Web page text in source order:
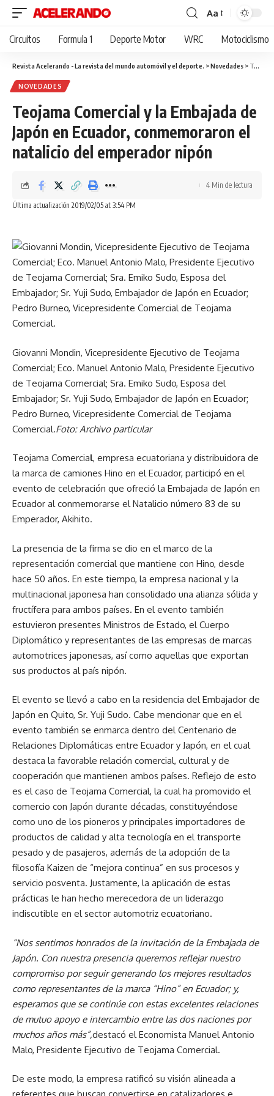
Cambiar
tamaño
fuente
Aa
Circuitos Formula 1 Deporte Motor WRC Motociclismo
Revista Acelerando - La revista del mundo automóvil y el deporte. >Novedades > Teojama Comercial y la Embajada de Japón en Ecuador, conmemoraron el natalicio del emperador nipón
NOVEDADES
Teojama Comercial y la Embajada de
Japón en Ecuador, conmemoraron el
natalicio del emperador nipón
Última actualización 2019/02/05 at 3:54 PM
4 Min de lectura
Giovanni Mondin, Vicepresidente Ejecutivo de Teojama
Comercial; Eco. Manuel Antonio Malo, Presidente Ejecutivo
de Teojama Comercial; Sra. Emiko Sudo, Esposa del
Embajador; Sr. Yuji Sudo, Embajador de Japón en Ecuador;
Pedro Burneo, Vicepresidente Comercial de Teojama
Comercial.Foto: Archivo particular
Teojama Comercial, empresa ecuatoriana y distribuidora de
la marca de camiones Hino en el Ecuador, participó en el
evento de celebración que ofreció la Embajada de Japón en
Ecuador al conmemorarse el Natalicio número 83 de su
Emperador, Akihito.
La presencia de la firma se dio en el marco de la
representación comercial que mantiene con Hino, desde
hace 50 años. En este tiempo, la empresa nacional y la
multinacional japonesa han consolidado una alianza sólida y
fructífera para ambos países. En el evento también
estuvieron presentes Ministros de Estado, el Cuerpo
Diplomático y representantes de las empresas de marcas
automotrices japonesas, así como aquellas que exportan
sus productos al país nipón.
El evento se llevó a cabo en la residencia del Embajador de
Japón en Quito, Sr. Yuji Sudo. Cabe mencionar que en el
evento también se enmarca dentro del Centenario de
Relaciones Diplomáticas entre Ecuador y Japón, en el cual
destaca la favorable relación comercial, cultural y de
cooperación que mantienen ambos países. Reflejo de esto
es el caso de Teojama Comercial, la cual ha promovido el
comercio con Japón durante décadas, constituyéndose
como uno de los pioneros y principales importadores de
productos de calidad y alta tecnología en el transporte
pesado y de pasajeros, además de la adopción de la
filosofía Kaizen de “mejora continua” en sus procesos y
servicio posventa. Justamente, la aplicación de estas
prácticas le han hecho merecedora de un liderazgo
indiscutible en el sector automotriz ecuatoriano.
“Nos sentimos honrados de la invitación de la Embajada de
Japón. Con nuestra presencia queremos reflejar nuestro
compromiso por seguir generando los mejores resultados
como representantes de la marca “Hino” en Ecuador; y,
esperamos que se continúe con estas excelentes relaciones
de mutuo apoyo e intercambio entre las dos naciones por
muchos años más”,destacó el Economista Manuel Antonio
Malo, Presidente Ejecutivo de Teojama Comercial.
De este modo, la empresa ratificó su visión alineada a